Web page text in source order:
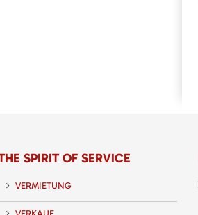
SPIRIT OF SERVICE
VERMIETUNG